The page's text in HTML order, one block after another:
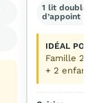
1 lit double +
d’appoint
IDÉAL POUR
Famille 2
+ 2